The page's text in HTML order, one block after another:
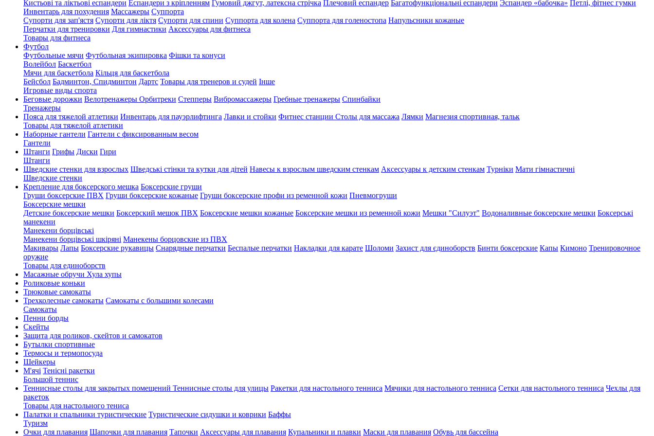
Кистьові та ліктьові еспандери Еспандери з кріпленням Гумовий джгут, латексна стрічка Плечовий еспандер Багатофункціональні еспандери Эспандер «бабочка» Петлі, фітнес гумки
Инвентарь для похудения Массажеры Суппорта
Супорти для зап'ястя Супорти для ліктя Супорти для спини Суппорта для колена Суппорта для голеностопа Напульсники кожаные
Перчатки для тренировки Для гимнастики Аксессуары для фитнеса
Товары для фитнеса
Футбол
Футбольные мячи Футбольная экипировка Фішки та конуси
Волейбол Баскетбол
Мячи для баскетбола Кільця для баскетбола
Бейсбол Бадминтон, Спидминтон Дартс Товары для тренеров и судей Інше
Игровые виды спорта
Беговые дорожки Велотренажеры Орбитреки Степперы Вибромассажеры Гребные тренажеры Спинбайки
Тренажеры
Пояса для тяжелой атлетики Инвентарь для пауэрлифтинга Лавки и стойки Фитнес станции Столы для массажа Лямки Магнезия спортивная, тальк
Товары для тяжелой атлетики
Наборные гантели Гантели с фиксированным весом
Гантели
Штанги Грифы Диски Гири
Штанги
Шведские стенки для взрослых Шведські стінки та кутки для дітей Навесы к взрослым шведским стенкам Аксессуары к детским стенкам Турніки Мати гімнастичні
Шведские стенки
Крепление для боксерского мешка Боксерские груши
Груши боксерские ПВХ Груши боксерские кожаные Груши боксерские профи из ременной кожи Пневмогруши
Боксерские мешки
Детские боксерские мешки Боксерский мешок ПВХ Боксерские мешки кожаные Боксерские мешки из ременной кожи Мешки "Силуэт" Водоналивные боксерские мешки Боксерські
манекени
Манекени борцівські
Манекени борцівські шкіряні Манекены борцовские из ПВХ
Макивары Лапы Боксерские рукавицы Снарядные перчатки Беспалые перчатки Накладки для карате Шоломи Захист для єдиноборств Бинти боксерские Капы Кимоно Тренировочное
оружие
Товары для единоборств
Масажные обручи Хула хупы
Роликовые коньки
Трюковые самокаты
Трехколесные самокаты Самокаты с большими колесами
Cамокаты
Пенни борды
Скейты
Защита для роликов, скейтов и самокатов
Бутылки спортивные
Термосы и термопосуда
Шейкеры
М'ячі Тенісні ракетки
Большой теннис
Теннисные столы для закрытых помещений Теннисные столы для улицы Ракетки для настольного тенниса Мячики для настольного тенниса Сетки для настольного тенниса Чехлы для
ракеток
Товары для настольного тениса
Палатки и спальники туристические Туристические сидушки и коврики Баффы
Туризм
Очки для плавания Шапочки для плавания Тапочки Аксессуары для плавания Купальники и плавки Маски для плавания Обувь для бассейна